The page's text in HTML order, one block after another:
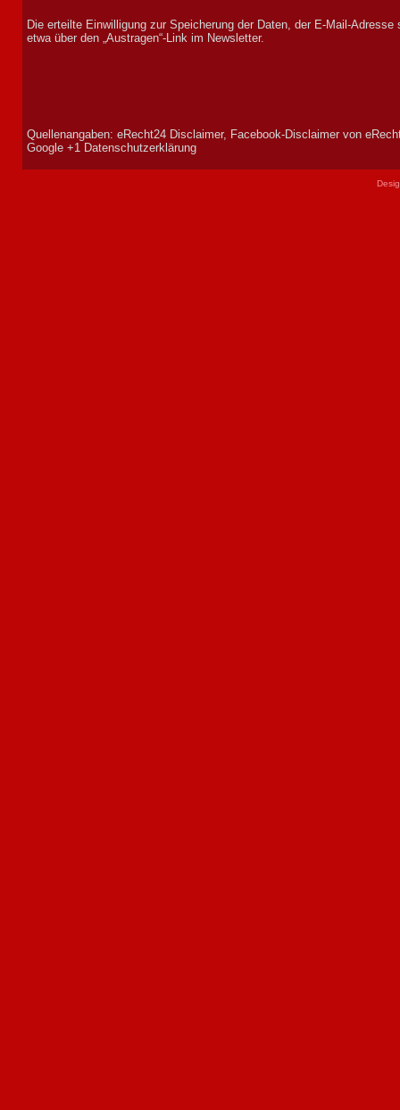
Die er­teil­te Ein­wil­lig­ung zur Speicher­ung der Daten, der E-Mail-
etwa über den „Aus­tragen“-Link im News­let­ter.
Quellenangaben: eRecht24 Disclaimer, Facebook-Disclaimer von
Google +1 Datenschutzerklärung